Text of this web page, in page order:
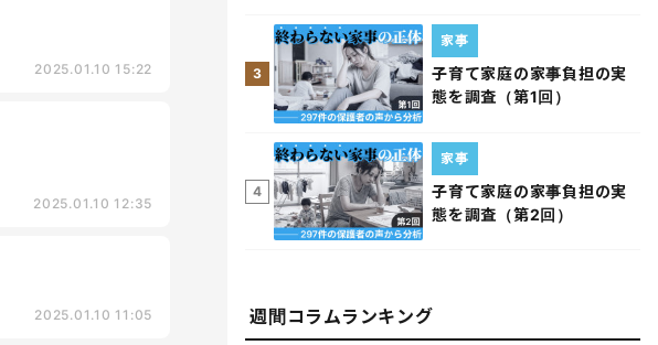
2025.01.10 15:22
2025.01.10 12:35
2025.01.10 11:05
3
子育て家庭の家事負担の実
態を調査（第1回）
家事
4
子育て家庭の家事負担の実
態を調査（第2回）
家事
週間コラムランキング